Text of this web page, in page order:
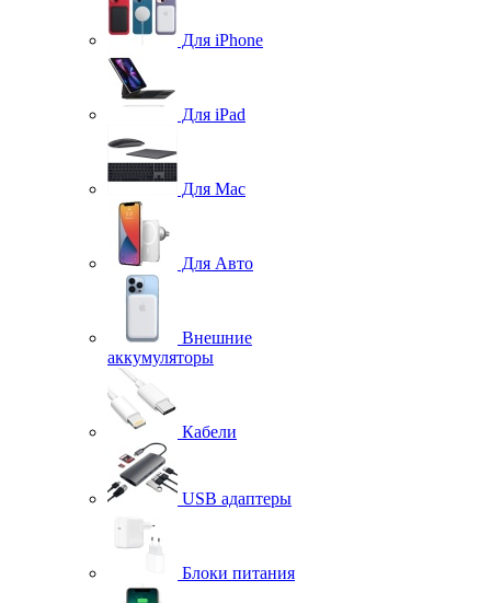
Для iPhone
Для iPad
Для Mac
Для Авто
Внешние
аккумуляторы
Кабели
USB адаптеры
Блоки питания